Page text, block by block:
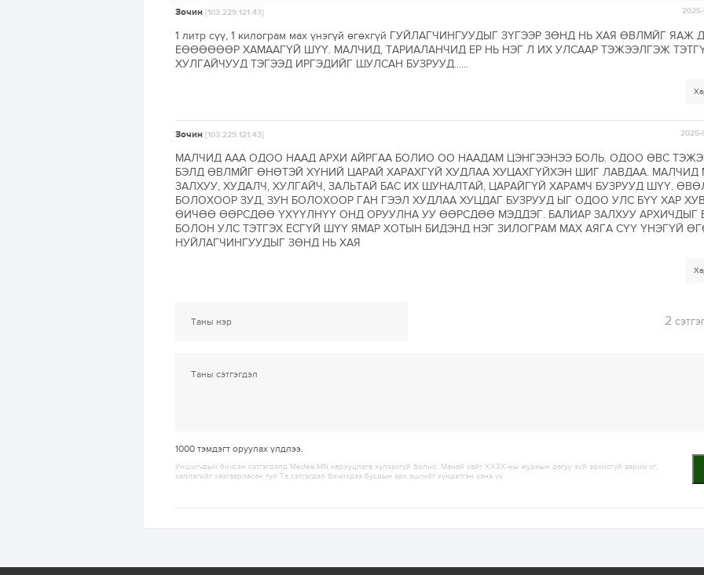
Зочин [103.229.121.43]
1 литр сүү, 1 килограм мах үнэгүй өгөхгүй ГУЙЛАГЧИНГУУДЫГ ЗҮГЭЭР ЗӨНД НЬ ХАЯ ӨВЛМЙГ ЯАЖ
ЕӨӨӨӨӨӨР ХАМААГҮЙ ШҮҮ. МАЛЧИД, ТАРИАЛАНЧИД ЕР НЬ НЭГ Л ИХ УЛСААР ТЭЖЭЭЛГЭЖ
ХУЛГАЙЧУУД ТЭГЭЭД ИРГЭДИЙГ ШУЛСАН БУЗРУУД......
Зочин [103.229.121.43] 2025-
МАЛЧИД ААА ОДОО НААД АРХИ АЙРГАА БОЛИО ОО НААДАМ ЦЭНГЭЭНЭЭ БОЛЬ. ОДОО ӨВС
БЭЛД ӨВЛМЙГ ӨНӨТЭЙ ХҮНИЙ ЦАРАЙ ХАРАХГҮЙ ХУДЛАА ХУЦАХГҮЙХЭН ШИГ ЛАВДАА.
ЗАЛХУУ, ХУДАЛЧ, ХУЛГАЙЧ, ЗАЛЬТАЙ БАС ИХ ШУНАЛТАЙ, ЦАРАЙГҮЙ ХАРАМЧ БУЗРУУД ШҮҮ.
БОЛОХООР ЗУД, ЗУН БОЛОХООР ГАН ГЭЭЛ ХУДЛАА ХУЦДАГ БУЗРУУД ЫГ ОДОО УЛС БҮҮ ХАР
ӨИЧӨӨ ӨӨРСДӨӨ ҮХҮҮЛНҮҮ ОНД ОРУУЛНА УУ ӨӨРСДӨӨ МЭДДЭГ. БАЛИАР ЗАЛХУУ АРХИЧДЫГ
БОЛОН УЛС ТЭТГЭХ ЁСГҮЙ ШҮҮ ЯМАР ХОТЫН БИДЭНД НЭГ ЗИЛОГРАМ МАХ АЯГА СҮҮ ҮНЭГҮЙ
НУЙЛАГЧИНГУУДЫГ ЗӨНД НЬ ХАЯ
2
1000 тэмдэгт оруулах үлдлээ.
Уншигчдын бичсэн сэтгэгдэлд Medee.MN хариуцлага хүлээхгүй болно. Манай сайт ХХЗХ-ны журмын дагуу зүй зохисгүй зарим үг,
хэллэгийг хязгаарласан тул Та сэтгэгдэл бичихдээ бусдын эрх ашгийг хүндэтгэн үзнэ үү.